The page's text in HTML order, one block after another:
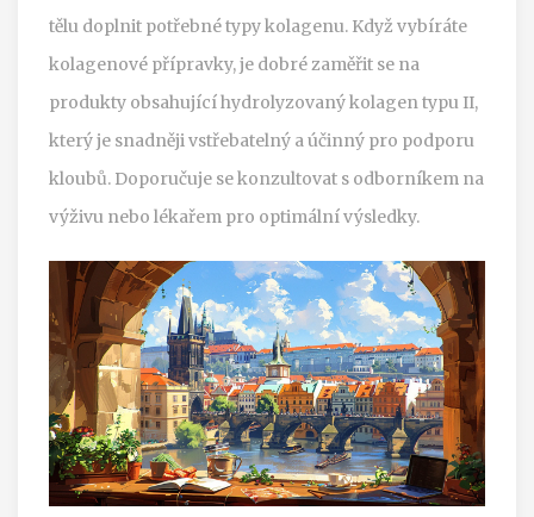
tělu doplnit potřebné typy kolagenu. Když vybíráte
kolagenové přípravky, je dobré zaměřit se na
produkty obsahující hydrolyzovaný kolagen typu II,
který je snadněji vstřebatelný a účinný pro podporu
kloubů. Doporučuje se konzultovat s odborníkem na
výživu nebo lékařem pro optimální výsledky.